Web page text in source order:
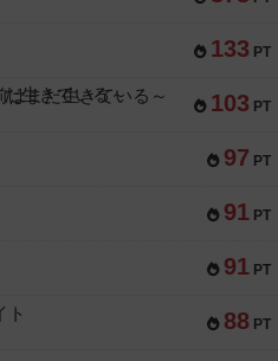
133 PT
103 PT
まだ生きている～
97 PT
91 PT
91 PT
88 PT
ト